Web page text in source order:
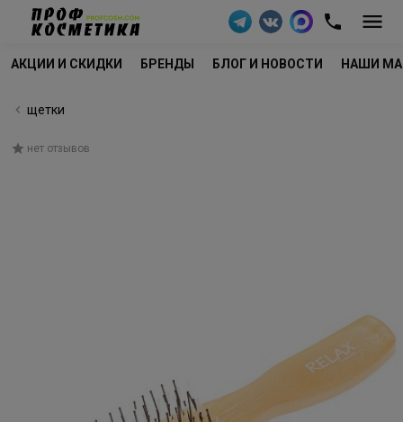
АКЦИИ И СКИДКИ БРЕНДЫ БЛОГ И НОВОСТИ НАШИ
щетки
нет отзывов